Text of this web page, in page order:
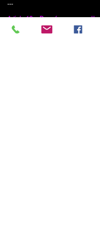
---
Article 12 – Données
Les données collectées dans le
réservations sont utilisées